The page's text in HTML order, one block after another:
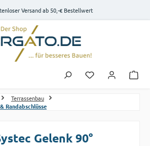
Versand ab 50,-€ Bestellwert
Du hast 0
Terrassenbau
Randabschlüsse
Gelenk 90°